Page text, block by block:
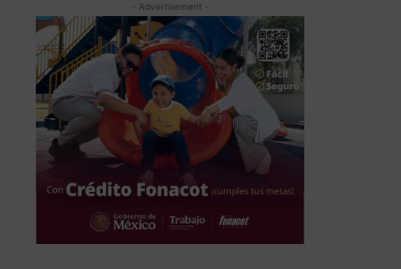
- Advertisement -